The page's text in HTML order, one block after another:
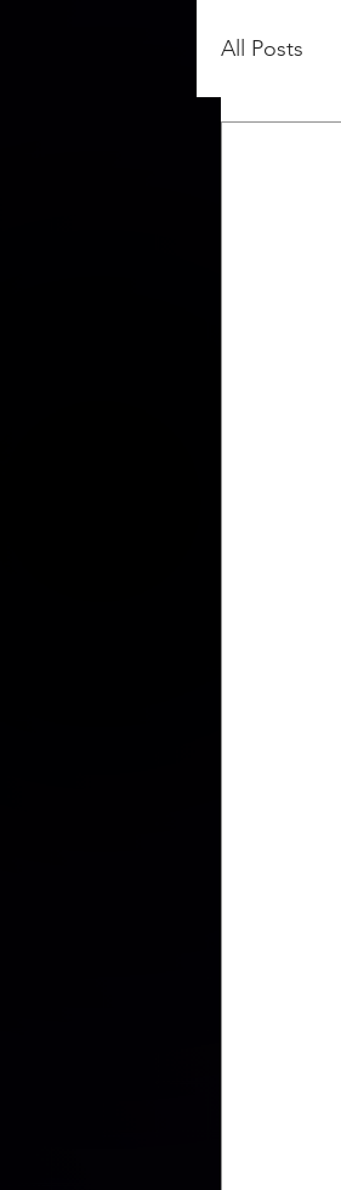
All Posts